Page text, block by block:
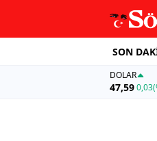
SON
DOLAR
47,590,03